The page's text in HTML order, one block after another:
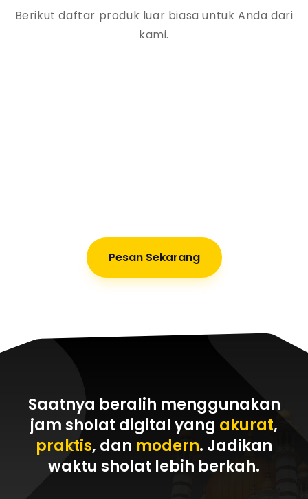
Berikut daftar produk luar biasa untuk Anda dari
kami.
Pesan Sekarang
Saatnya beralih menggunakan
jam sholat digital yang akurat,
praktis, dan modern. Jadikan
waktu sholat lebih berkah.